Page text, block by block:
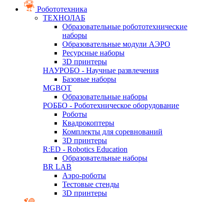
Робототехника
ТЕХНОЛАБ
Образовательные робототехнические
наборы
Образовательные модули АЭРО
Ресурсные наборы
3D принтеры
НАУРОБО - Научные развлечения
Базовые наборы
MGBOT
Образовательные наборы
РОББО - Роботехническое оборудование
Роботы
Квадрокоптеры
Комплекты для соревнований
3D принтеры
R:ED - Robotics Education
Образовательные наборы
BR LAB
Аэро-роботы
Тестовые стенды
3D принтеры